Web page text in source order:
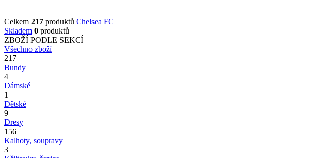
Celkem 217 produktů Chelsea FC
Skladem 0 produktů
ZBOŽÍ PODLE SEKCÍ
Všechno zboží
217
Bundy
4
Dámské
1
Dětské
9
Dresy
156
Kalhoty, soupravy
3